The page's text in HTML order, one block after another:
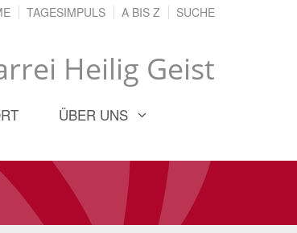
Heilig Geist
TAGESIMPULS A BIS Z SUCHE
ÜBER UNS